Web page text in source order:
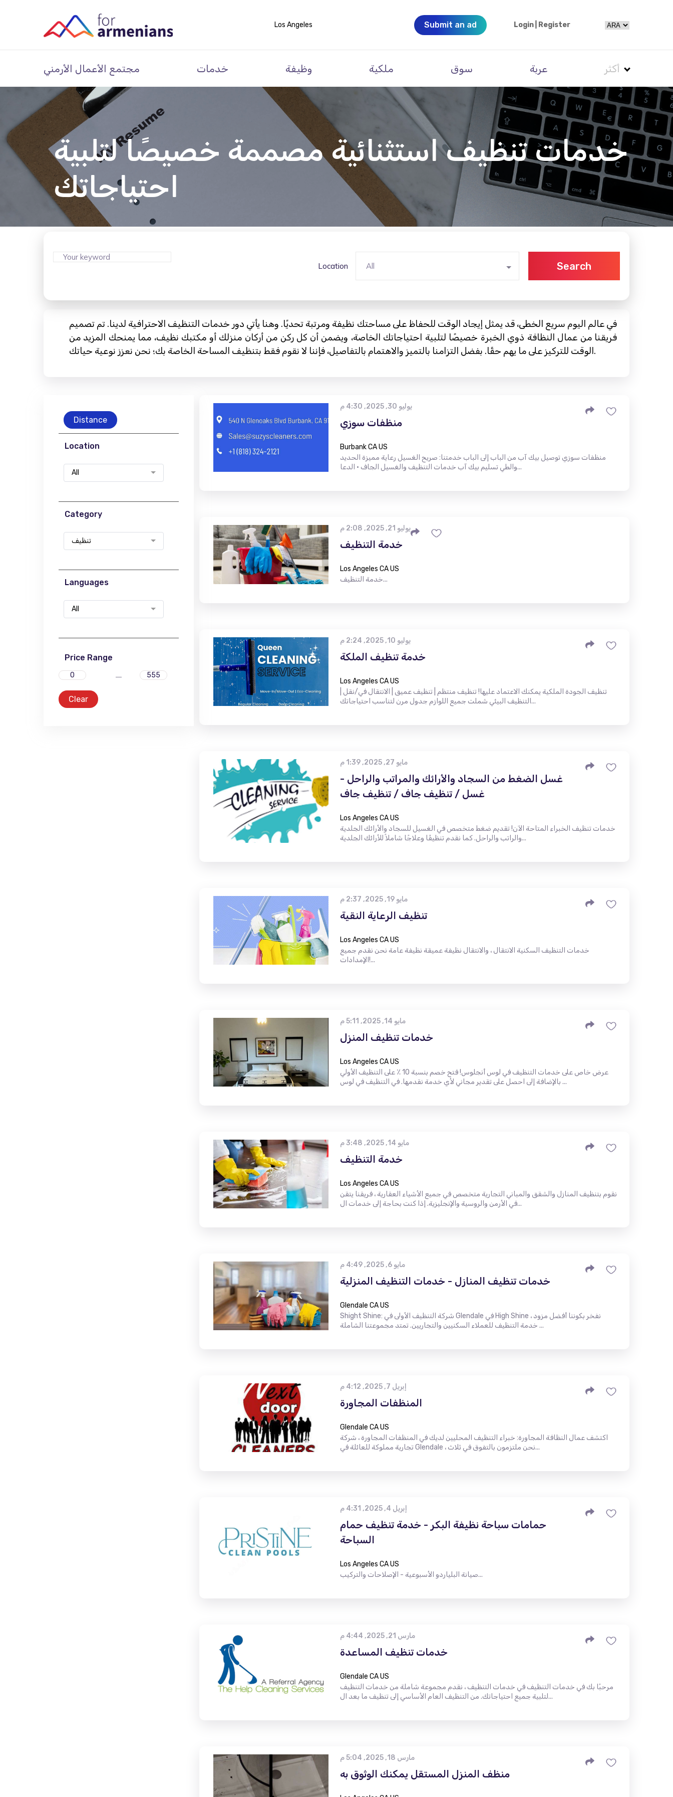
Los Angeles Submit an ad Login Register
مجتمع الأعمال الأرمني خدمات وظيفة ملكية سوق عربة أكثر
خدمات تنظيف استثنائية مصممة خصيصًا لتلبية
احتياجاتك
Location All Search
في عالم اليوم سريع الخطى، قد يمثل إيجاد الوقت للحفاظ على مساحتك نظيفة ومرتبة تحديًا. وهنا يأتي دور خدمات التنظيف الاحترافية لدينا. تم تصميم
فريقنا من عمال النظافة ذوي الخبرة خصيصًا لتلبية احتياجاتك الخاصة، ويضمن أن كل ركن من أركان منزلك أو مكتبك نظيف، مما يمنحك المزيد من
الوقت للتركيز على ما يهم حقًا. بفضل التزامنا بالتميز والاهتمام بالتفاصيل، فإننا لا نقوم فقط بتنظيف المساحة الخاصة بك؛ نحن نعزز نوعية حياتك.
Distance
Location
All
Category
تنظيف
Languages
All
Price Range
Clear
يوليو 30, 2025, 4:30 م
منظفات سوزي
Burbank CA US
منظفات سوزي توصيل بيك آب من الباب إلى الباب خدمتنا: صريح الغسيل رعاية مميزة الحديد
والطي تسليم بيك آب خدمات التنظيف والغسيل الجاف • الدعا...
يوليو 21, 2025, 2:08 م
خدمة التنظيف
Los Angeles CA US
خدمة التنظيف...
يوليو 10, 2025, 2:24 م
خدمة تنظيف الملكة
Los Angeles CA US
تنظيف الجودة الملكية يمكنك الاعتماد عليها! تنظيف منتظم | تنظيف عميق | الانتقال في/نقل |
التنظيف البيئي شملت جميع اللوازم جدول مرن لتناسب احتياجاتك...
مايو 27, 2025, 1:39 م
غسل الضغط من السجاد والأرائك والمراتب والراحل -
غسل / تنظيف جاف / تنظيف جاف
Los Angeles CA US
خدمات تنظيف الخبراء المتاحة الآن! تقديم ضغط متخصص في الغسيل للسجاد والأرائك الجلدية
والراتب والراحل. كما نقدم تنظيفًا وعلاجًا شاملاً للأرائك الجلدية...
مايو 19, 2025, 2:37 م
تنظيف الرعاية النقية
Los Angeles CA US
خدمات التنظيف السكنية الانتقال ، والانتقال نظيفة عميقة نظيفة عامة نحن نقدم جميع
الإمدادات!...
مايو 14, 2025, 5:11 م
خدمات تنظيف المنزل
Los Angeles CA US
عرض خاص على خدمات التنظيف في لوس أنجلوس! فتح خصم بنسبة 10 ٪ على التنظيف الأولي
بالإضافة إلى احصل على تقدير مجاني لأي خدمة نقدمها. في التنظيف في لوس ...
مايو 14, 2025, 3:48 م
خدمة التنظيف
Los Angeles CA US
نقوم بتنظيف المنازل والشقق والمباني التجارية متخصص في جميع الأشياء العقارية ، فريقنا يتقن
في الأرمن والروسية والإنجليزية. إذا كنت بحاجة إلى خدمات ال...
مايو 6, 2025, 4:49 م
خدمات تنظيف المنازل - خدمات التنظيف المنزلية
Glendale CA US
Shight Shine: شركة التنظيف الأولى في Glendale في High Shine ، نفخر بكوننا أفضل مزود
خدمة التنظيف للعملاء السكنيين والتجاريين. تمتد مجموعتنا الشاملة ...
إبريل 7, 2025, 4:12 م
المنظفات المجاورة
Glendale CA US
اكتشف عمال النظافة المجاورة: خبراء التنظيف المحليين لديك في المنظفات المجاورة ، شركة
تجارية مملوكة للعائلة في Glendale ، نحن ملتزمون بالتفوق في ثلاث...
إبريل 4, 2025, 4:31 م
حمامات سباحة نظيفة البكر - خدمة تنظيف حمام
السباحة
Los Angeles CA US
صيانة البلياردو الأسبوعية - الإصلاحات والتركيب...
مارس 21, 2025, 4:44 م
خدمات تنظيف المساعدة
Glendale CA US
مرحبًا بك في خدمات التنظيف في خدمات التنظيف ، نقدم مجموعة شاملة من خدمات التنظيف
لتلبية جميع احتياجاتك. من التنظيف العام الأساسي إلى تنظيف ما بعد ال...
مارس 18, 2025, 5:04 م
منظف ​​المنزل المستقل يمكنك الوثوق به